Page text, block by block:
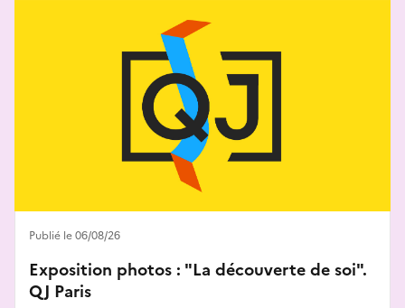
Exposition photos : "La découverte de soi".
QJ Paris
Publié le 06/08/26